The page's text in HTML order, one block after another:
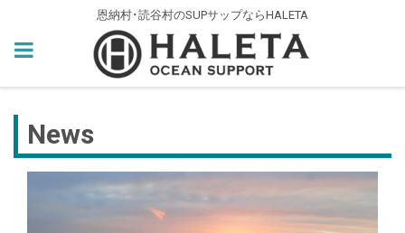
恩納村･読谷村のSUPサップならHALETA
News